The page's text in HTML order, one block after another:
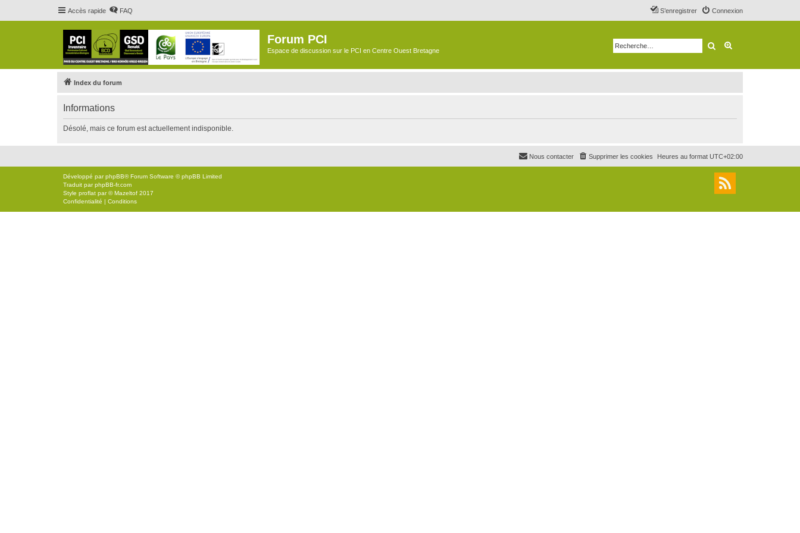
Accès rapide FAQ Connexion
S’enregistrer
Forum PCI
Espace de discussion sur le PCI en Centre Ouest Bretagne Rechercher
Index du forum
Informations
Désolé, mais ce forum est actuellement indisponible.
Heures au format UTC+02:00
Supprimer les cookies
Nous contacter
Développé parphpBB® Forum Software © phpBB Limited
Traduit parphpBB-fr.com
Style proflat par ©Mazeltof 2017
Confidentialité | Conditions